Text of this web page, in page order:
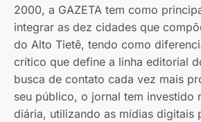
2000, a GAZETA tem como
integrar as dez cidades que
do Alto Tietê, tendo como
crítico que define a linha editorial
busca de contato cada vez mais
seu público, o jornal tem investido
diária, utilizando as mídias digitais